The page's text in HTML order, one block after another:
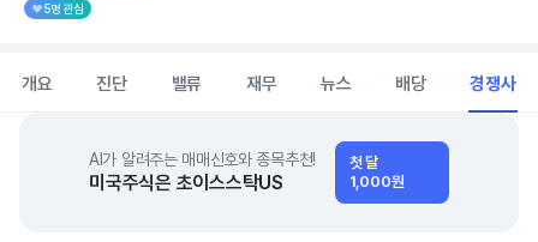
5명 관심
개요 진단 밸류 재무 뉴스 배당 경쟁사
AI가 알려주는 매매신호와 종목추천!
미국주식은 초이스스탁US
첫 달
1,000원